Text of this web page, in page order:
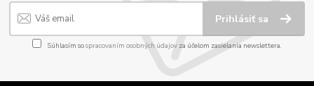
Prihlásiť sa
Súhlasím sospracovaním osobných údajov za účelom zasielania newslettera.